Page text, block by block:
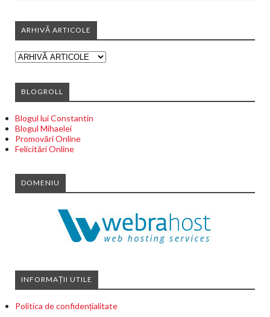
ARHIVĂ ARTICOLE
BLOGROLL
Blogul lui Constantin
Blogul Mihaelei
Promovări Online
Felicitări Online
DOMENIU
INFORMAȚII UTILE
Politica de confidențialitate